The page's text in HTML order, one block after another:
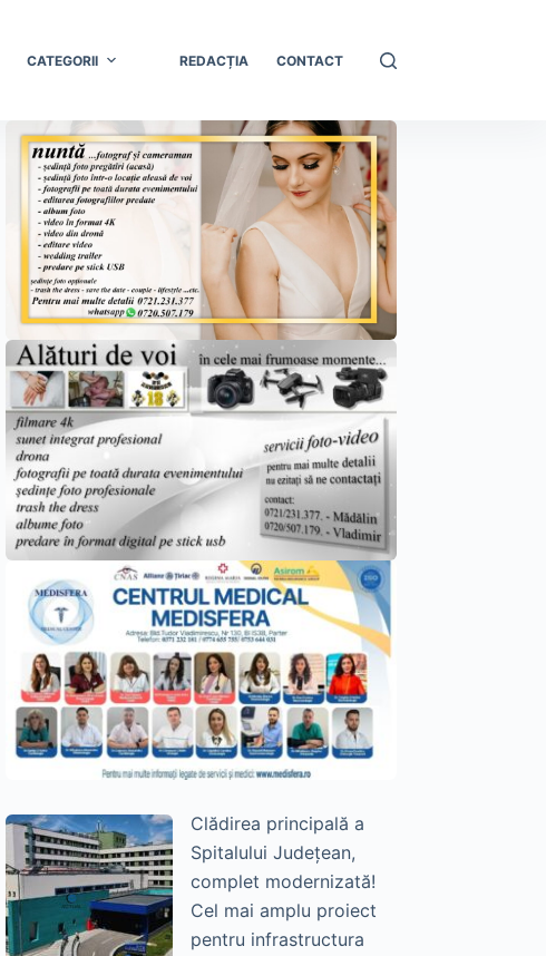
CATEGORII REDACȚIA CONTACT
Clădirea principală a
Spitalului Județean,
complet modernizată!
Cel mai amplu proiect
pentru infrastructura